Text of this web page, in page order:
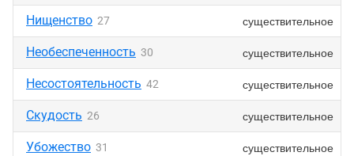
Нищенство 27 существительное
Необеспеченность 30 существительное
Несостоятельность 42 существительное
Скудость 26 существительное
Убожество 31 существительное